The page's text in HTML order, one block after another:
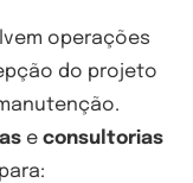
operações
do projeto
e consultorias